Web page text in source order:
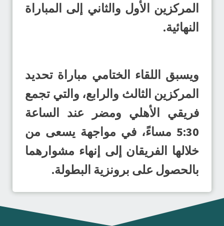
المركزين الأول والثاني إلى المباراة
النهائية.
ويسبق اللقاء الختامي مباراة تحديد
المركزين الثالث والرابع، والتي تجمع
فريقي الأهلي ومضر عند الساعة
5:30 مساءً، في مواجهة يسعى من
خلالها الفريقان إلى إنهاء مشوارهما
بالحصول على برونزية البطولة.